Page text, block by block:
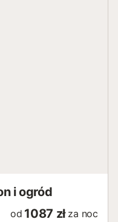
i ogród
od 1087 zł za noc